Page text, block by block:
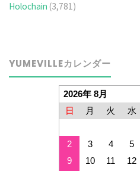
Holochain (3,781)
YUMEVILLEカレンダー
2026年 8月
日
月 火 水
2
3 4 5
9
10 11 12